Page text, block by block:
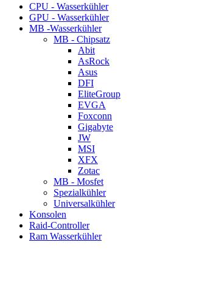
CPU - Wasserkühler
GPU - Wasserkühler
MB -Wasserkühler
MB - Chipsatz
Abit
AsRock
Asus
DFI
EliteGroup
EVGA
Foxconn
Gigabyte
JW
MSI
XFX
Zotac
MB - Mosfet
Spezialkühler
Universalkühler
Konsolen
Raid-Controller
Ram Wasserkühler